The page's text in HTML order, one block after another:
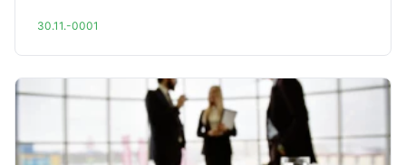
30.11.-0001